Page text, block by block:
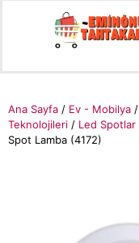
Ana Sayfa / Ev - Mobilya /
Teknolojileri / Led Spotlar
Spot Lamba (4172)